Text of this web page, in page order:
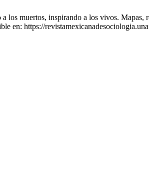
los muertos, inspirando a los vivos. Mapas,
en: https://